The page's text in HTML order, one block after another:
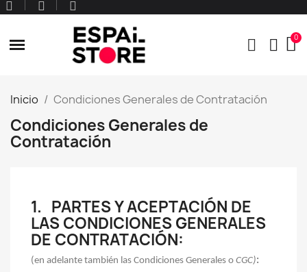
Inicio Condiciones Generales de Contratación
Condiciones Generales de
Contratación
1. PARTES Y ACEPTACIÓN DE
LAS CONDICIONES GENERALES
DE CONTRATACIÓN:
(en adelante también las Condiciones Generales o CGC):